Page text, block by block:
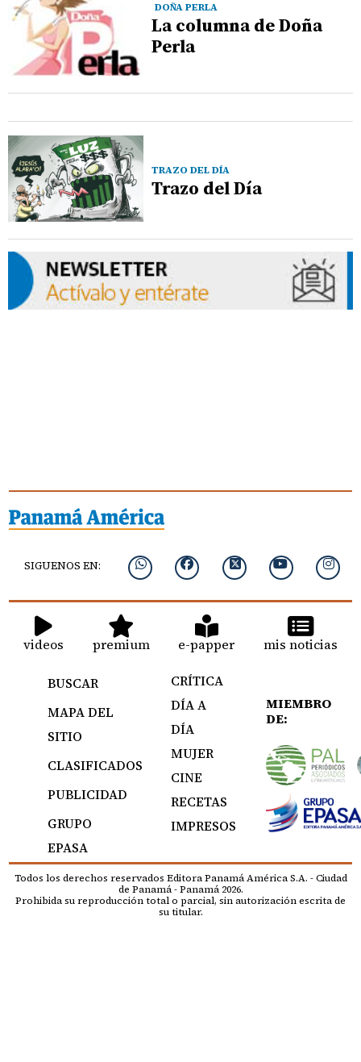
DOÑA PERLA
La columna de Doña
Perla
TRAZO DEL DÍA
Trazo del Día
SIGUENOS EN:
videos premium e-papper mis noticias
BUSCAR
MAPA DEL
SITIO
CLASIFICADOS
PUBLICIDAD
GRUPO
EPASA
CRÍTICA
DÍA A
DÍA
MUJER
CINE
RECETAS
IMPRESOS
MIEMBRO
DE:
Todos los derechos reservados Editora Panamá América S.A. - Ciudad
de Panamá - Panamá 2026.
Prohibida su reproducción total o parcial, sin autorización escrita de
su titular.